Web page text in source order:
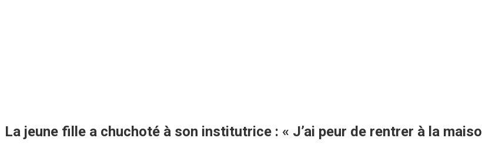
La jeune fille a chuchoté à son institutrice : « J’ai peur de rentrer à la